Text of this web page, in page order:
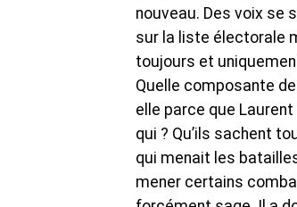
nouveau. Des voix se
sur la liste électorale
toujours et
Quelle composante
elle parce que
qui ? Qu’ils sachent
qui menait les
mener certains